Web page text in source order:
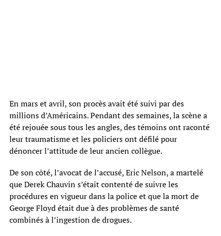
En mars et avril, son procès avait été suivi par des
millions d’Américains. Pendant des semaines, la scène a
été rejouée sous tous les angles, des témoins ont raconté
leur traumatisme et les policiers ont défilé pour
dénoncer l’attitude de leur ancien collègue.
De son côté, l’avocat de l’accusé, Eric Nelson, a martelé
que Derek Chauvin s’était contenté de suivre les
procédures en vigueur dans la police et que la mort de
George Floyd était due à des problèmes de santé
combinés à l’ingestion de drogues.